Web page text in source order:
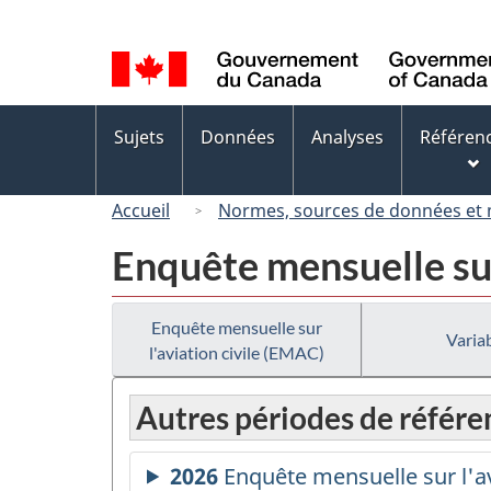
de
la
langue
des
Sujets Données Analyses
Accueil Normes, sources de données et
Enquête mensuelle
Enquête mensuelle sur
l'aviation civile (EMAC)
Autres périodes de